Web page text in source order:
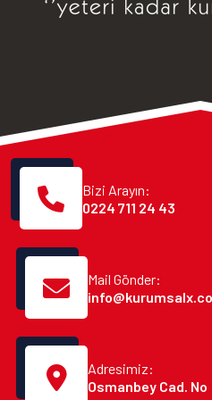
Bizi Arayın:
0224 711 24 43
Mail Gönder:
Adresimiz:
Osmanbey Cad.